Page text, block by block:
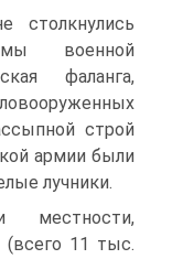
столкнулись
военной
фаланга,
строй
армии были
лучники.
местности,
(всего 11 тыс.